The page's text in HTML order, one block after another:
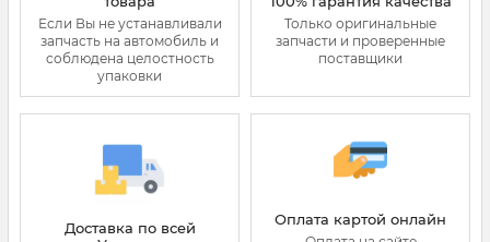
Если Вы не устанавливали
запчасть на автомобиль и
соблюдена целостность
упаковки
Только оригинальные
запчасти и проверенные
поставщики
Доставка по всей
Оплата картой онлайн